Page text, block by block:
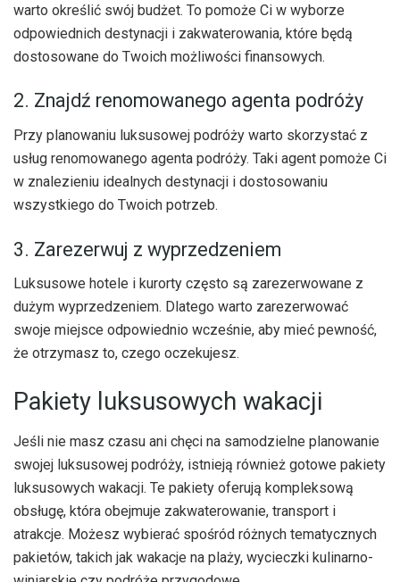
warto określić swój budżet. To pomoże Ci w wyborze
odpowiednich destynacji i zakwaterowania, które będą
dostosowane do Twoich możliwości finansowych.
2. Znajdź renomowanego agenta podróży
Przy planowaniu luksusowej podróży warto skorzystać z
usług renomowanego agenta podróży. Taki agent pomoże Ci
w znalezieniu idealnych destynacji i dostosowaniu
wszystkiego do Twoich potrzeb.
3. Zarezerwuj z wyprzedzeniem
Luksusowe hotele i kurorty często są zarezerwowane z
dużym wyprzedzeniem. Dlatego warto zarezerwować
swoje miejsce odpowiednio wcześnie, aby mieć pewność,
że otrzymasz to, czego oczekujesz.
Pakiety luksusowych wakacji
Jeśli nie masz czasu ani chęci na samodzielne planowanie
swojej luksusowej podróży, istnieją również gotowe pakiety
luksusowych wakacji. Te pakiety oferują kompleksową
obsługę, która obejmuje zakwaterowanie, transport i
atrakcje. Możesz wybierać spośród różnych tematycznych
pakietów, takich jak wakacje na plaży, wycieczki kulinarno-